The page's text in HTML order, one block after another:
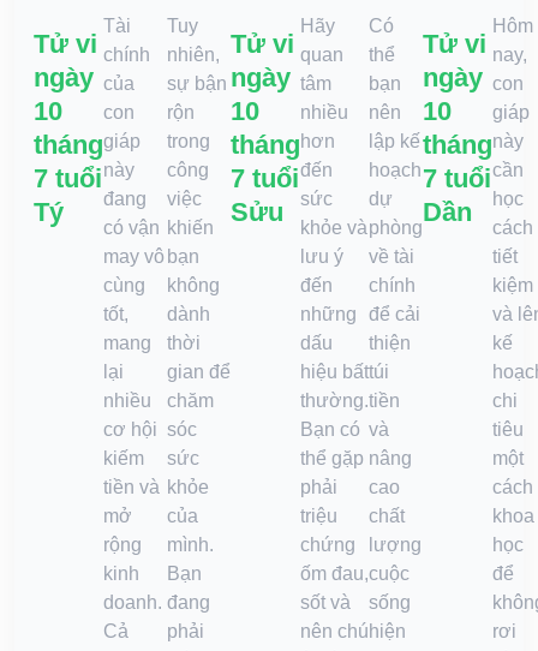
Tử vi
ngày
10
tháng
7 tuổi
Tý
Tài
chính
của
con
giáp
này
đang
có vận
may vô
cùng
tốt,
mang
lại
nhiều
cơ hội
kiếm
tiền và
mở
rộng
kinh
doanh.
Cả
Tuy
nhiên,
sự bận
rộn
trong
công
việc
khiến
bạn
không
dành
thời
gian để
chăm
sóc
sức
khỏe
của
mình.
Bạn
đang
phải
Tử vi
ngày
10
tháng
7 tuổi
Sửu
Hãy
quan
tâm
nhiều
hơn
đến
sức
khỏe và
lưu ý
đến
những
dấu
hiệu bất
thường.
Bạn có
thể gặp
phải
triệu
chứng
ốm đau,
sốt và
nên chú
Có
thể
bạn
nên
lập kế
hoạch
dự
phòng
về tài
chính
để cải
thiện
túi
tiền
và
nâng
cao
chất
lượng
cuộc
sống
hiện
Tử vi
ngày
10
tháng
7 tuổi
Dần
Hôm
nay,
con
giáp
này
cần
học
cách
tiết
kiệm
và
kế
chi
tiêu
một
cách
khoa
học
để
rơi